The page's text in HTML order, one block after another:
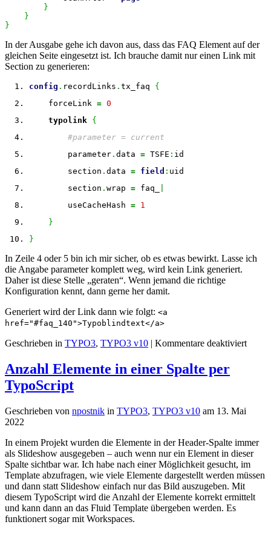
}
}
}
In der Ausgabe gehe ich davon aus, dass das FAQ Element auf der
gleichen Seite eingesetzt ist. Ich brauche damit nur einen Link mit
Section zu generieren:
config . recordLinks . tx_faq {
    forceLink
= 0
typolink {
#parameter = current
        parameter
. data = TSFE : id
        section
. data = field : uid
        section
. wrap = faq_
        useCacheHash
= 1
}
}
In Zeile 4 oder 5 bin ich mir sicher, ob es etwas bewirkt. Lasse ich
die Angabe parameter komplett weg, wird kein Link generiert.
Daher ist diese Stelle „geraten“. Wenn jemand die richtige
Konfiguration kennt, dann gerne her damit.
Generiert wird der Link dann wie folgt: <a
href="#faq_140">Typoblindtext</a>
Geschrieben in TYPO3, TYPO3 v10 | Kommentare deaktiviertfür
Anzahl Elemente in einer Spalte per
TypoScript
Geschrieben von npostnik in TYPO3, TYPO3 v10 am 13. Mai
2022
In einem Projekt wurden die Elemente in der Header-Spalte immer
als Slideshow ausgegeben – auch wenn nur ein Element in dieser
Spalte sichtbar war. Ich habe nach einer Möglichkeit gesucht, im
Template abzufragen, wie viele Elemente dargestellt werden müssen
und dann statt Slideshow einfach nur das Bild auszugeben. Mit
diesem TypoScript wird die Anzahl der Elemente korrekt ermittelt
und kann dann an das Fluid Template übergeben werden. Es
funktionert sogar mit Workspaces.